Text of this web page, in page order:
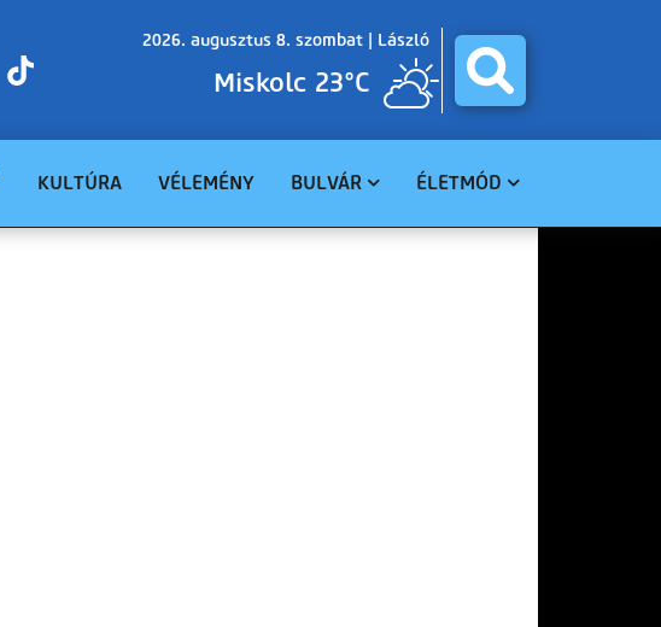
2026. augusztus 8. szombat | László
Miskolc 23°C
KULTÚRA VÉLEMÉNY BULVÁR
BALESET
ÉLETMÓD
GASZTRO